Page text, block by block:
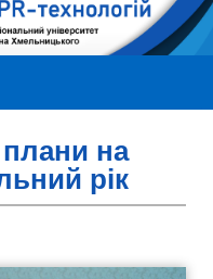
плани на
рік